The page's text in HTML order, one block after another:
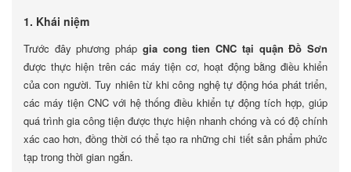
1. Khái niệm
Trước đây phương pháp gia cong tien CNC tại quận Đồ Sơn
được thực hiện trên các máy tiện cơ, hoạt động bằng điều khiển
của con người. Tuy nhiên từ khi công nghệ tự động hóa phát triển,
các máy tiện CNC với hệ thống điều khiển tự động tích hợp, giúp
quá trình gia công tiện được thực hiện nhanh chóng và có độ chính
xác cao hơn, đồng thời có thể tạo ra những chi tiết sản phẩm phức
tạp trong thời gian ngắn.